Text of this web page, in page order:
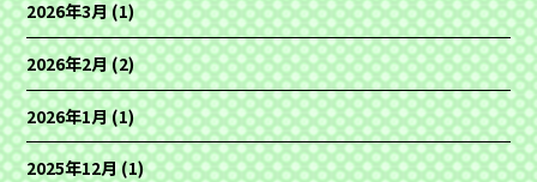
2026年3月(1)
2026年2月(2)
2026年1月(1)
2025年12月(1)